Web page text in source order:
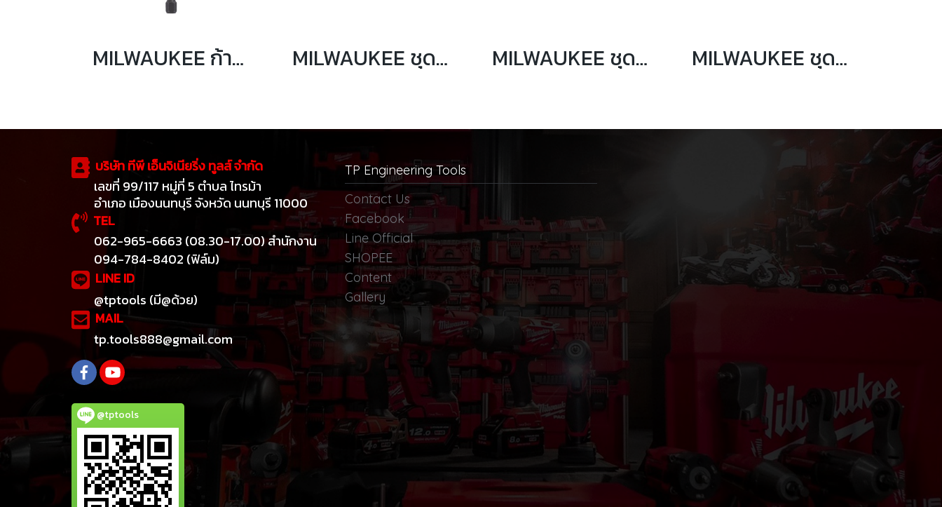
MILWAUKEE ก้านต่อดอกไขควงแม่เหล็ก SHOCKWAVE 75 มม. รุ่น 4932500396 MILWAUKEE ชุดลูกบล็อก 12 เหลี่ยม 13 ชิ้น แกน 1/2" ระบบมิล รุ่น 48-22-9522 MILWAUKEE ชุดน็อกเอ้าท์เจาะรู 1/2 - 2 นิ้ว รุ่น 49-16-2693 MILWAUKEE ชุดลูกบล็อก TORX แกน 1/4", 3/8" และ 1/2" รุ่น 48-22-9570
บริษัท ทีพี เอ็นจิเนียริ่ง ทูลส์ จำกัด
เลขที่ 99/117 หมู่ที่ 5 ตำบล ไทรม้า
อำเภอ เมืองนนทบุรี จังหวัด นนทบุรี 11000
TEL
062-965-6663 (08.30-17.00) สำนักงาน
094-784-8402 (ฟิล์ม)
LINE ID
@tptools (มี@ด้วย)
MAIL
tp.tools888@gmail.com
@tptools
TP Engineering Tools
Contact Us
Facebook
Line Official
SHOPEE
Content
Gallery